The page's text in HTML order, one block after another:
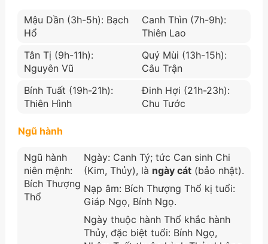
Mậu Dần (3h-5h): Bạch
Hổ
Canh Thìn (7h-9h):
Thiên Lao
Tân Tị (9h-11h):
Nguyên Vũ
Quý Mùi (13h-15h):
Câu Trận
Bính Tuất (19h-21h):
Thiên Hình
Đinh Hợi (21h-23h):
Chu Tước
Ngũ hành
Ngũ hành
niên mệnh:
Bích Thượng
Thổ
Ngày: Canh Tý; tức Can sinh Chi
(Kim, Thủy), là ngày cát(bảo nhật).
Nạp âm: Bích Thượng Thổ kị tuổi:
Giáp Ngọ, Bính Ngọ.
Ngày thuộc hành Thổ khắc hành
Thủy, đặc biệt tuổi: Bính Ngọ,